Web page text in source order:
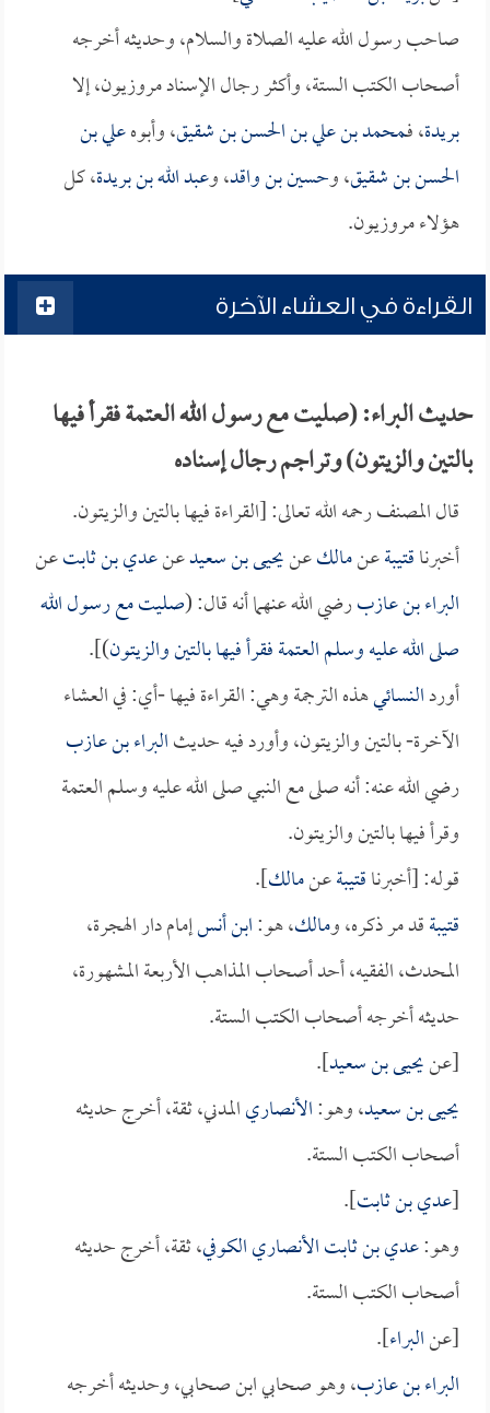
صاحب رسول الله عليه الصلاة والسلام، وحديثه أخرجه
أصحاب الكتب الستة، وأكثر رجال الإسناد مروزيون، إلا
بريدة، فـمحمد بن علي بن الحسن بن شقيق، وأبوهعلي بن
الحسن بن شقيق، وحسين بن واقد، وعبد الله بن بريدة، كل
هؤلاء مروزيون.
القراءة في العشاء الآخرة
حديث البراء: (صليت مع رسول الله العتمة فقرأ فيها
بالتين والزيتون) وتراجم رجال إسناده
قال المصنف رحمه الله تعالى: [القراءة فيها بالتين والزيتون.
أخبرناقتيبةعنمالكعنيحيى بن سعيدعنعدي بن ثابتعن
البراء بن عازبرضي الله عنهما أنه قال: (صليت مع رسول الله
صلى الله عليه وسلم العتمة فقرأ فيها بالتين والزيتون)].
أوردالنسائيهذه الترجمة وهي: القراءة فيها -أي: في العشاء
الآخرة- بالتين والزيتون، وأورد فيه حديثالبراء بن عازب
رضي الله عنه: أنه صلى مع النبي صلى الله عليه وسلم العتمة
وقرأ فيها بالتين والزيتون.
قوله: [أخبرناقتيبةعنمالك].
قتيبةقد مر ذكره، ومالك، هو:ابن أنسإمام دار الهجرة،
المحدث، الفقيه، أحد أصحاب المذاهب الأربعة المشهورة،
حديثه أخرجه أصحاب الكتب الستة.
[عنيحيى بن سعيد].
يحيى بن سعيد، وهو:الأنصاريالمدني، ثقة، أخرج حديثه
أصحاب الكتب الستة.
[عدي بن ثابت].
وهو:عدي بن ثابت الأنصاري الكوفي، ثقة، أخرج حديثه
أصحاب الكتب الستة.
[عنالبراء].
البراء بن عازب، وهو صحابي ابن صحابي، وحديثه أخرجه